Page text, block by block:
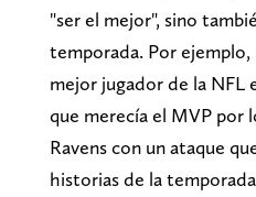
"ser el mejor", sino
temporada. Por ejemplo,
mejor jugador de la NFL
que merecía el MVP por
Ravens con un ataque
historias de la